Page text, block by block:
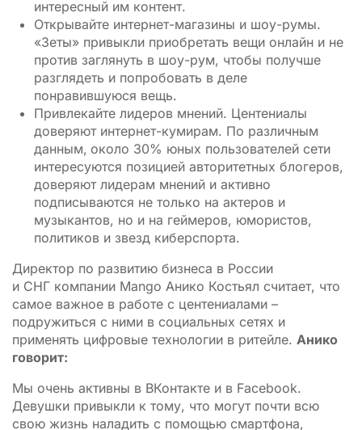
интересный им контент.
Открывайте интернет-магазины и шоу-румы.
«Зеты» привыкли приобретать вещи онлайн и не
против заглянуть в шоу-рум, чтобы получше
разглядеть и попробовать в деле
понравившуюся вещь.
Привлекайте лидеров мнений. Центениалы
доверяют интернет-кумирам. По различным
данным, около 30% юных пользователей сети
интересуются позицией авторитетных блогеров,
доверяют лидерам мнений и активно
подписываются не только на актеров и
музыкантов, но и на геймеров, юмористов,
политиков и звезд киберспорта.
Директор по развитию бизнеса в России
и СНГ компании Mango Анико Костьял считает, что
самое важное в работе с центениалами –
подружиться с ними в социальных сетях и
применять цифровые технологии в ритейле. Анико
говорит:
Мы очень активны в ВКонтакте и в Facebook.
Девушки привыкли к тому, что могут почти всю
свою жизнь наладить с помощью смартфона,